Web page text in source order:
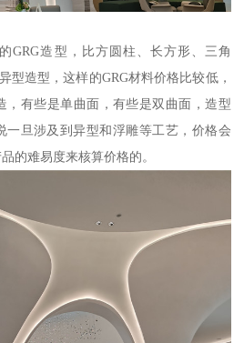
GRG造型，比方圆柱、长方形、三角
型造型，这样的GRG材料价格比较低，
，有些是单曲面，有些是双曲面，造型
一旦涉及到异型和浮雕等工艺，价格会
的难易度来核算价格的。